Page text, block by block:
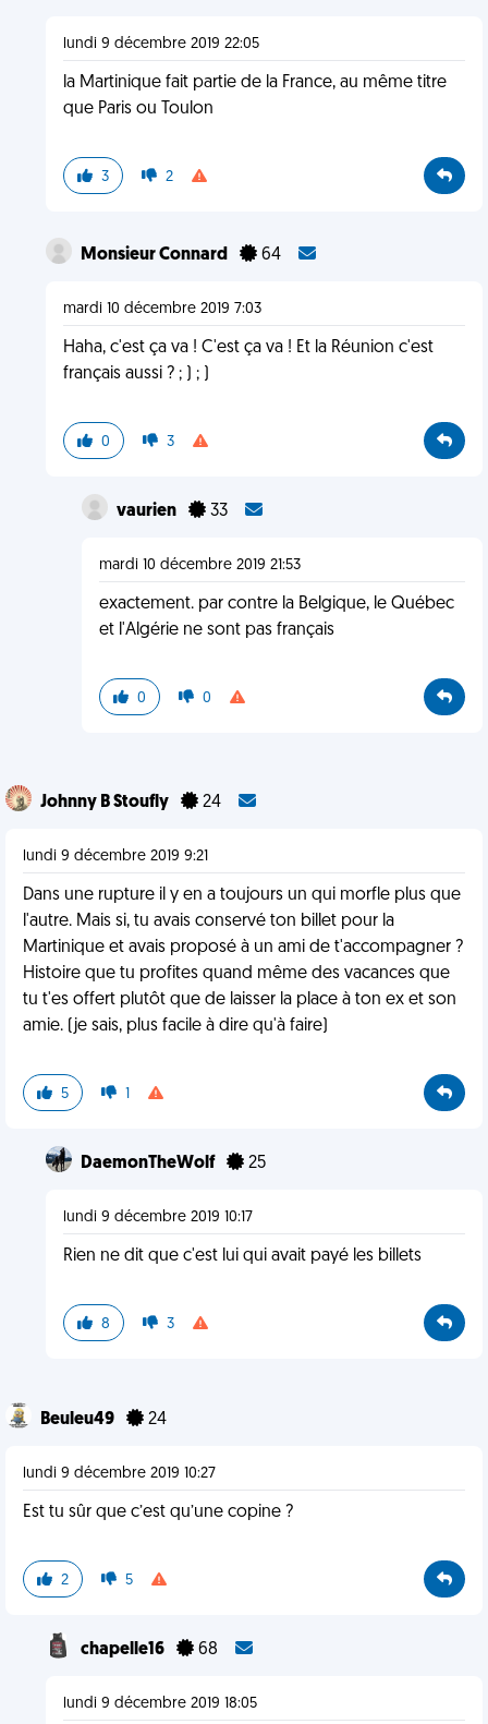
lundi 9 décembre 2019 22:05
la Martinique fait partie de la France, au même titre
que Paris ou Toulon
3 2
Monsieur Connard 64
mardi 10 décembre 2019 7:03
Haha, c'est ça va ! C'est ça va ! Et la Réunion c'est
français aussi ? ; ) ; )
0 3
vaurien 33
mardi 10 décembre 2019 21:53
exactement. par contre la Belgique, le Québec
et l'Algérie ne sont pas français
0 0
Johnny B Stoufly 24
lundi 9 décembre 2019 9:21
Dans une rupture il y en a toujours un qui morfle plus que
l'autre. Mais si, tu avais conservé ton billet pour la
Martinique et avais proposé à un ami de t'accompagner ?
Histoire que tu profites quand même des vacances que
tu t'es offert plutôt que de laisser la place à ton ex et son
amie. (je sais, plus facile à dire qu'à faire)
5 1
DaemonTheWolf 25
lundi 9 décembre 2019 10:17
Rien ne dit que c'est lui qui avait payé les billets
8 3
Beuleu49 24
lundi 9 décembre 2019 10:27
Est tu sûr que c’est qu’une copine ?
2 5
chapelle16 68
lundi 9 décembre 2019 18:05